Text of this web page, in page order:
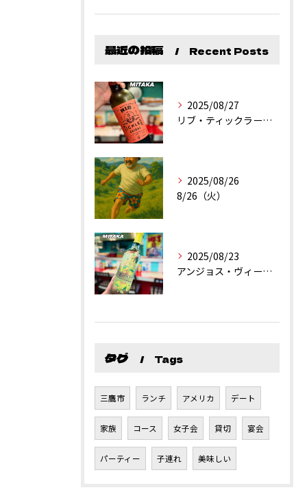
最近の投稿 Recent Posts
2025/08/27
リブ・ティックラー・カリフォルニア・シラーズ
2025/08/26
8/26（火）
2025/08/23
アンジョス・ヴィーニョ・ヴェルデ
タグ Tags
三鷹市 ランチ アメリカ デート
家族 コース 女子会 貸切 宴会
パーティー 子連れ 美味しい